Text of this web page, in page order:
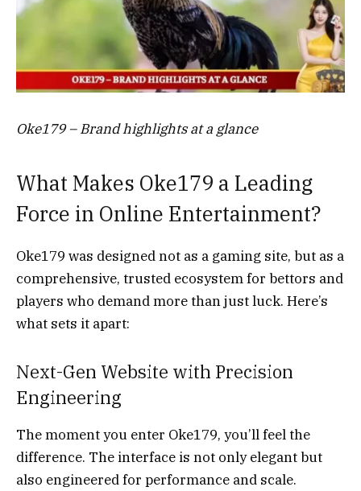
Oke179 – Brand highlights at a glance
What Makes Oke179 a Leading
Force in Online Entertainment?
Oke179 was designed not as a gaming site, but as a
comprehensive, trusted ecosystem for bettors and
players who demand more than just luck. Here’s
what sets it apart:
Next-Gen Website with Precision
Engineering
The moment you enter Oke179, you’ll feel the
difference. The interface is not only elegant but
also engineered for performance and scale.